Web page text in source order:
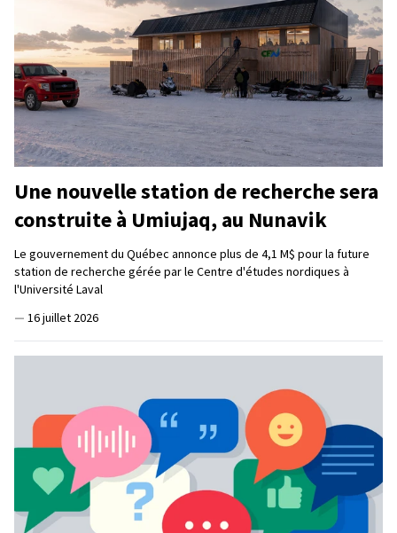
Une nouvelle station de recherche sera
construite à Umiujaq, au Nunavik
Le gouvernement du Québec annonce plus de 4,1 M$ pour la future
station de recherche gérée par le Centre d'études nordiques à
l'Université Laval
— 16 juillet 2026